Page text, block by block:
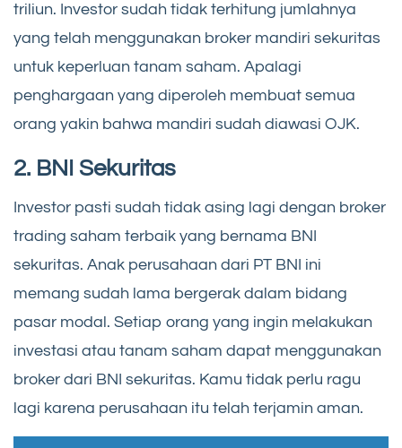
triliun. Investor sudah tidak terhitung jumlahnya
yang telah menggunakan broker mandiri sekuritas
untuk keperluan tanam saham. Apalagi
penghargaan yang diperoleh membuat semua
orang yakin bahwa mandiri sudah diawasi OJK.
2. BNI Sekuritas
Investor pasti sudah tidak asing lagi dengan broker
trading saham terbaik yang bernama BNI
sekuritas. Anak perusahaan dari PT BNI ini
memang sudah lama bergerak dalam bidang
pasar modal. Setiap orang yang ingin melakukan
investasi atau tanam saham dapat menggunakan
broker dari BNI sekuritas. Kamu tidak perlu ragu
lagi karena perusahaan itu telah terjamin aman.